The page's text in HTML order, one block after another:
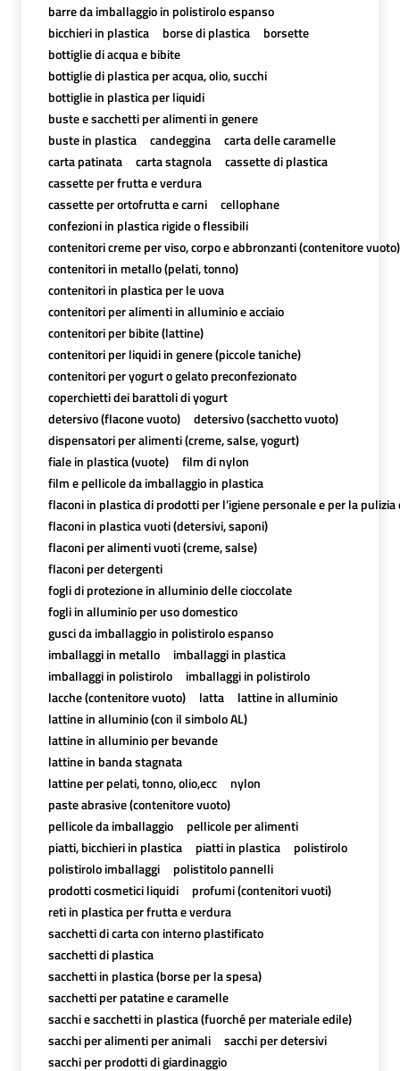
barre da imballaggio in polistirolo espanso
bicchieri in plastica
borse di plastica
borsette
bottiglie di acqua e bibite
bottiglie di plastica per acqua, olio, succhi
bottiglie in plastica per liquidi
buste e sacchetti per alimenti in genere
buste in plastica
candeggina
carta delle caramelle
carta patinata
carta stagnola
cassette di plastica
cassette per frutta e verdura
cassette per ortofrutta e carni
cellophane
confezioni in plastica rigide o flessibili
contenitori creme per viso, corpo e abbronzanti (contenitore vuoto)
contenitori in metallo (pelati, tonno)
contenitori in plastica per le uova
contenitori per alimenti in alluminio e acciaio
contenitori per bibite (lattine)
contenitori per liquidi in genere (piccole taniche)
contenitori per yogurt o gelato preconfezionato
coperchietti dei barattoli di yogurt
detersivo (flacone vuoto)
detersivo (sacchetto vuoto)
dispensatori per alimenti (creme, salse, yogurt)
fiale in plastica (vuote)
film di nylon
film e pellicole da imballaggio in plastica
flaconi in plastica di prodotti per l’igiene personale e per la pulizia
flaconi in plastica vuoti (detersivi, saponi)
flaconi per alimenti vuoti (creme, salse)
flaconi per detergenti
fogli di protezione in alluminio delle cioccolate
fogli in alluminio per uso domestico
gusci da imballaggio in polistirolo espanso
imballaggi in metallo
imballaggi in plastica
imballaggi in polistirolo
imballaggi in polistirolo
lacche (contenitore vuoto)
latta
lattine in alluminio
lattine in alluminio (con il simbolo AL)
lattine in alluminio per bevande
lattine in banda stagnata
lattine per pelati, tonno, olio,ecc
nylon
paste abrasive (contenitore vuoto)
pellicole da imballaggio
pellicole per alimenti
piatti, bicchieri in plastica
piatti in plastica
polistirolo
polistirolo imballaggi
polistitolo pannelli
prodotti cosmetici liquidi
profumi (contenitori vuoti)
reti in plastica per frutta e verdura
sacchetti di carta con interno plastificato
sacchetti di plastica
sacchetti in plastica (borse per la spesa)
sacchetti per patatine e caramelle
sacchi e sacchetti in plastica (fuorché per materiale edile)
sacchi per alimenti per animali
sacchi per detersivi
sacchi per prodotti di giardinaggio